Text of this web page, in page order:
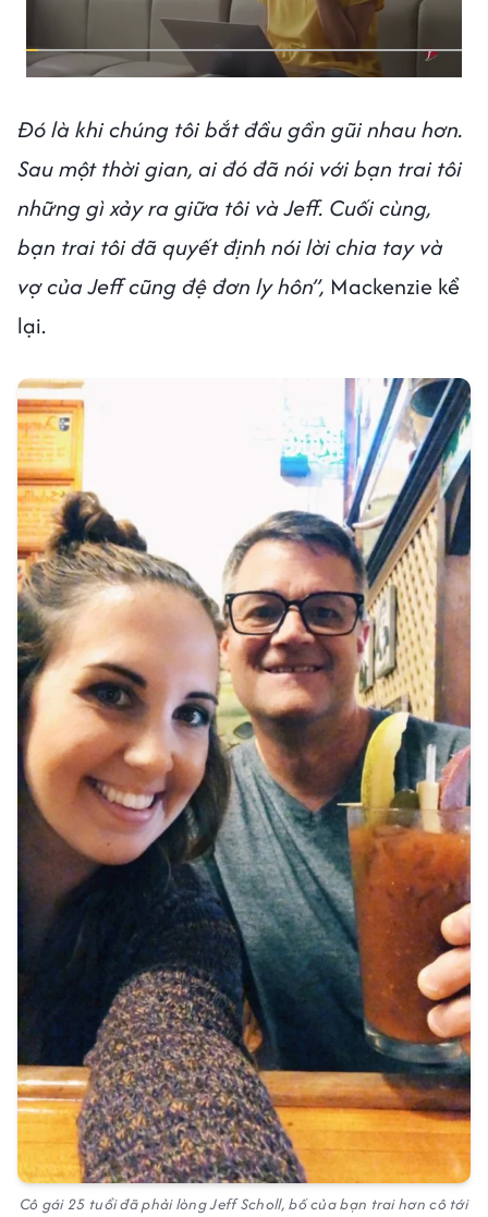
Đó là khi chúng tôi bắt đầu gần gũi nhau hơn.
Sau một thời gian, ai đó đã nói với bạn trai tôi
những gì xảy ra giữa tôi và Jeff. Cuối cùng,
bạn trai tôi đã quyết định nói lời chia tay và
vợ của Jeff cũng đệ đơn ly hôn”, Mackenzie kể
lại.
Cô gái 25 tuổi đã phải lòng Jeff Scholl, bố của bạn trai hơn cô tới